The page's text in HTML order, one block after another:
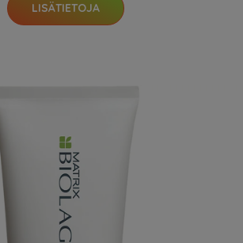
LISÄTIETOJA